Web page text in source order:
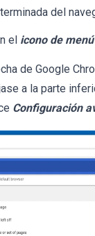
del
el icono de
de Google
a la parte
Configuración